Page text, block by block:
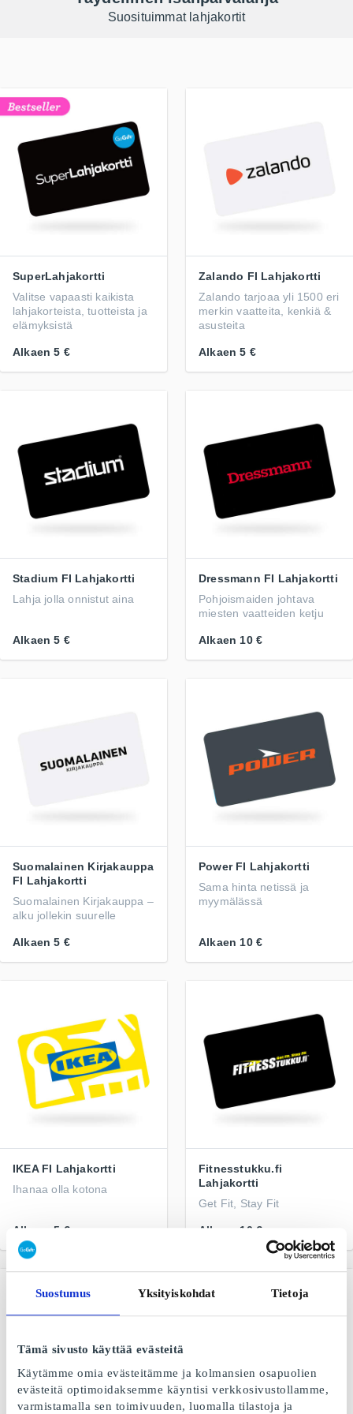
Suostumus Yksityiskohdat Tietoja
Tämä sivusto käyttää evästeitä
Käytämme omia evästeitämme ja kolmansien osapuolien
evästeitä optimoidaksemme käyntisi verkkosivustollamme,
varmistamalla sen toimivuuden, luomalla tilastoja ja
Suosituimmat lahjakortit
SuperLahjakortti
Valitse vapaasti kaikista
lahjakorteista, tuotteista ja
elämyksistä
Alkaen 5 €
Zalando FI Lahjakortti
Zalando tarjoaa yli 1500 eri
merkin vaatteita, kenkiä &
asusteita
Alkaen 5 €
Stadium FI Lahjakortti
Lahja jolla onnistut aina
Alkaen 5 €
Dressmann FI Lahjakortti
Pohjoismaiden johtava
miesten vaatteiden ketju
Alkaen 10 €
Suomalainen Kirjakauppa
FI Lahjakortti
Suomalainen Kirjakauppa –
alku jollekin suurelle
Alkaen 5 €
Power FI Lahjakortti
Sama hinta netissä ja
myymälässä
Alkaen 10 €
IKEA FI Lahjakortti
Ihanaa olla kotona
Alkaen 5 €
Fitnesstukku.fi
Lahjakortti
Get Fit, Stay Fit
Alkaen 10 €